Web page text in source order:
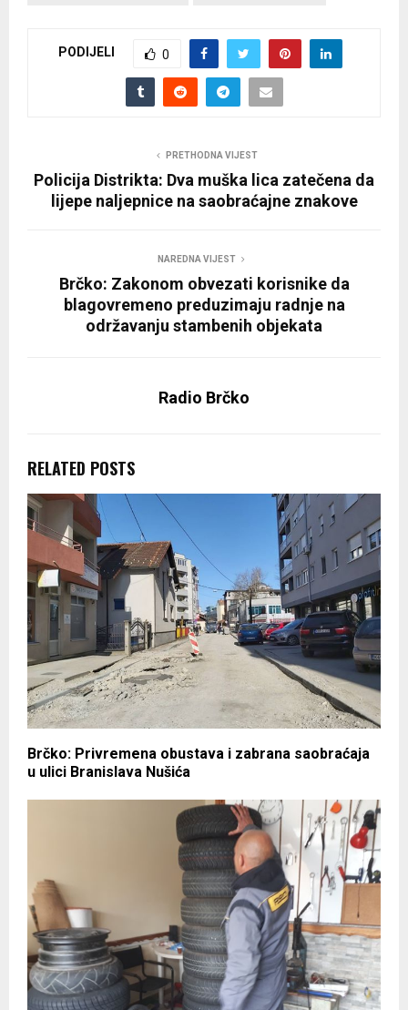
PODIJELI 0
PRETHODNA VIJEST
Policija Distrikta: Dva muška lica zatečena da
lijepe naljepnice na saobraćajne znakove
NAREDNA VIJEST
Brčko: Zakonom obvezati korisnike da
blagovremeno preduzimaju radnje na
održavanju stambenih objekata
Radio Brčko
RELATED POSTS
Brčko: Privremena obustava i zabrana saobraćaja
u ulici Branislava Nušića